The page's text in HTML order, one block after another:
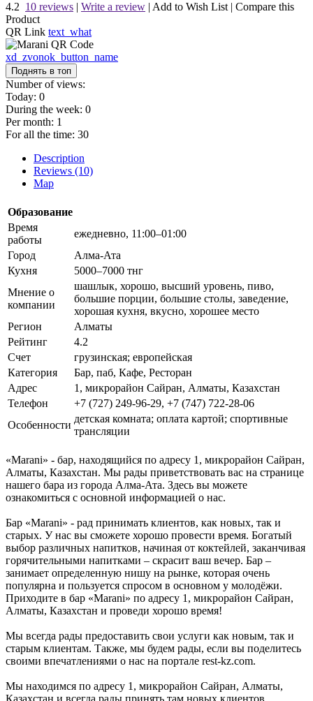
4.2 10 reviews | Write a review | Add to Wish List | Compare this
Product
QR Link text_what
xd_zvonok_button_name
Поднять в топ
Number of views:
Today: 0
During the week: 0
Per month: 1
For all the time: 30
Description
Reviews (10)
Map
Образование
Время
работы
ежедневно, 11:00–01:00
Город
Алма-Ата
Кухня
5000–7000 тнг
Мнение о
компании
шашлык, хорошо, высший уровень, пиво,
большие порции, большие столы, заведение,
хорошая кухня, вкусно, хорошее место
Регион
Алматы
Рейтинг
4.2
Счет
грузинская; европейская
Категория
Бар, паб, Кафе, Ресторан
Адрес
1, микрорайон Сайран, Алматы, Казахстан
Телефон
+7 (727) 249-96-29, +7 (747) 722-28-06
Особенности
детская комната; оплата картой; спортивные
трансляции
«Marani» - бар, находящийся по адресу 1, микрорайон Сайран,
Алматы, Казахстан. Мы рады приветствовать вас на странице
нашего бара из города Алма-Ата. Здесь вы можете
ознакомиться с основной информацией о нас.
Бар «Marani» - рад принимать клиентов, как новых, так и
старых. У нас вы сможете хорошо провести время. Богатый
выбор различных напитков, начиная от коктейлей, заканчивая
горячительными напитками – скрасит ваш вечер. Бар –
занимает определенную нишу на рынке, которая очень
популярна и пользуется спросом в основном у молодёжи.
Приходите в бар «Marani» по адресу 1, микрорайон Сайран,
Алматы, Казахстан и проведи хорошо время!
Мы всегда рады предоставить свои услуги как новым, так и
старым клиентам. Также, мы будем рады, если вы поделитесь
своими впечатлениями о нас на портале rest-kz.com.
Мы находимся по адресу 1, микрорайон Сайран, Алматы,
Казахстан и всегда рады принять там новых клиентов.